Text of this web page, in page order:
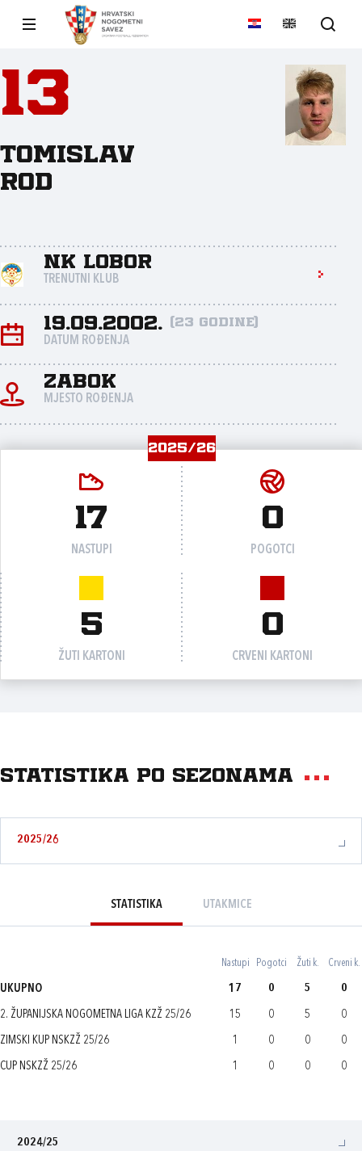
13
Tomislav
Rod
NK Lobor
TRENUTNI KLUB
19.09.2002. (23 godine)
DATUM ROĐENJA
Zabok
MJESTO ROĐENJA
2025/26
17
NASTUPI
0
POGOTCI
5
ŽUTI KARTONI
0
CRVENI KARTONI
Statistika po sezonama
2025/26
STATISTIKA UTAKMICE
Nastupi Pogotci Žuti k. Crveni k.
UKUPNO 17 0 5 0
2. ŽUPANIJSKA NOGOMETNA LIGA KZŽ 25/26 15 0 5 0
ZIMSKI KUP NSKZŽ 25/26 1 0 0 0
CUP NSKZŽ 25/26 1 0 0 0
2024/25